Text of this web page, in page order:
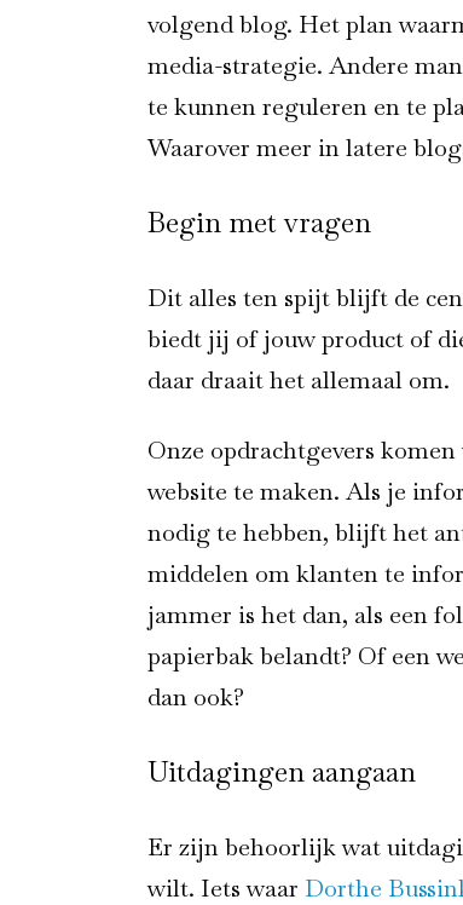
volgend blog. Het plan
media-strategie. Andere
te kunnen reguleren en te
Waarover meer in latere
Begin met vragen
Dit alles ten spijt blijft de
biedt jij of jouw product of
daar draait het allemaal om.
Onze opdrachtgevers
website te maken. Als je
nodig te hebben, blijft het
middelen om klanten te
jammer is het dan, als een
papierbak belandt? Of een
dan ook?
Uitdagingen aangaan
Er zijn behoorlijk wat
wilt. Iets waar Dorthe